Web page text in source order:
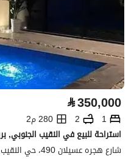
⃁350,000
1
2
280 م2
استراحة للبيع في النقيب
شارع هجره عسيلان 490، حي النقيب الجنوبي، بريدة منطقة القصيم